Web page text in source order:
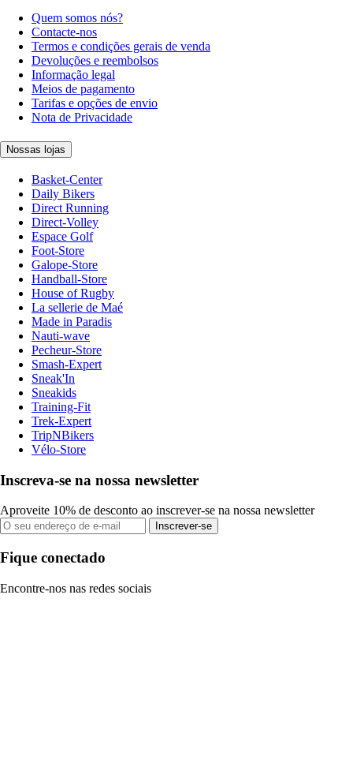
Quem somos nós?
Contacte-nos
Termos e condições gerais de venda
Devoluções e reembolsos
Informação legal
Meios de pagamento
Tarifas e opções de envio
Nota de Privacidade
Nossas lojas
Basket-Center
Daily Bikers
Direct Running
Direct-Volley
Espace Golf
Foot-Store
Galope-Store
Handball-Store
House of Rugby
La sellerie de Maé
Made in Paradis
Nauti-wave
Pecheur-Store
Smash-Expert
Sneak'In
Sneakids
Training-Fit
Trek-Expert
TripNBikers
Vélo-Store
Inscreva-se na nossa newsletter
Aproveite 10% de desconto ao inscrever-se na nossa newsletter
Inscrever-se
Fique conectado
Encontre-nos nas redes sociais